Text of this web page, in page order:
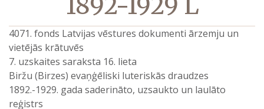
1892-1929 L
4071. fonds Latvijas vēstures dokumenti ārzemju un
vietējās krātuvēs
7. uzskaites saraksta 16. lieta
Biržu (Birzes) evaņģēliski luteriskās draudzes
1892.-1929. gada saderināto, uzsaukto un laulāto
reģistrs